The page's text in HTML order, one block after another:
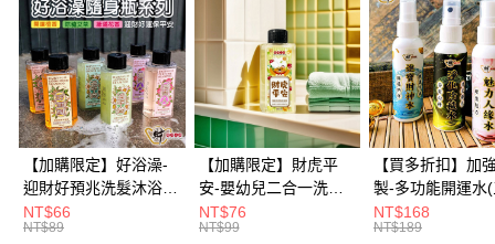
3 期 0 利率 每期NT$133 21家銀行
合作金庫商業銀行
第一商業銀行
華南商業銀行
彰化商業銀行
上海商業儲蓄銀行
台北富邦商業銀行
國泰世華商業銀行
兆豐國際商業銀行
臺灣中小企業銀行
台中商業銀行
匯豐（台灣）商業銀行
華泰商業銀行
聯邦商業銀行
遠東國際商業銀行
元大商業銀行
6 期 0 利率 每期NT$66 21家銀行
合作金庫商業銀行
第一商業銀行
華南商業銀行
彰化商業銀行
上海商業儲蓄銀行
台北富邦商業銀行
國泰世華商業銀行
兆豐國際商業銀行
臺灣中小企業銀行
台中商業銀行
匯豐（台灣）商業銀行
聯邦商業銀行
12 期 0 利率 每期NT$33 21家銀行
合作金庫商業銀行
第一商業銀行
華南商業銀行
彰化商業銀行
上海商業儲蓄銀行
台北富邦商業銀行
國泰世華商業銀行
兆豐國際商業銀行
臺灣中小企業銀行
超商取貨付款
LINE Pay
Apple Pay
【加購限定】好浴澡-
迎財好預兆洗髮沐浴露
60ml(六款任選)【財神
小舖】PIF 財神嚴選，
NT$66
NT$89
【加購限定】財虎平
安-嬰幼兒二合一洗髮
沐浴露60ml《財神小
舖》【BABY-0601】
NT$76
NT$99
【買多折扣】加
製-多功能開運水
任選)《大師特製
《含開光》財神
NT$168
NT$189